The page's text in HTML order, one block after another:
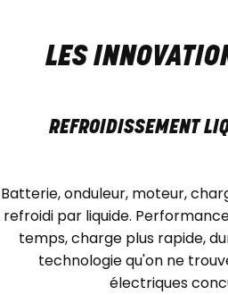
LES
REFROIDISSEMENT
Batterie, onduleur, moteur,
refroidi par liquide.
temps, charge plus rapide,
technologie qu'on ne
électriques